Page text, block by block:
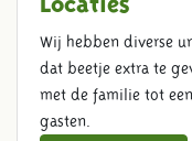
Wij hebben diverse
dat beetje extra te
met de familie tot
gasten.